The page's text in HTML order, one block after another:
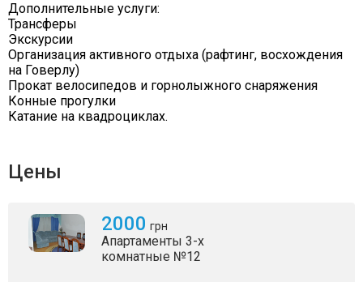
Дополнительные услуги:
Трансферы
Экскурсии
Организация активного отдыха (рафтинг, восхождения
на Говерлу)
Прокат велосипедов и горнолыжного снаряжения
Конные прогулки
Катание на квадроциклах.
Цены
2000 грн
Апартаменты 3-х
комнатные №12